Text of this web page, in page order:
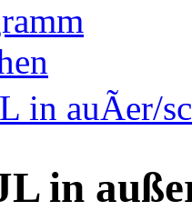
in auÃer/
in